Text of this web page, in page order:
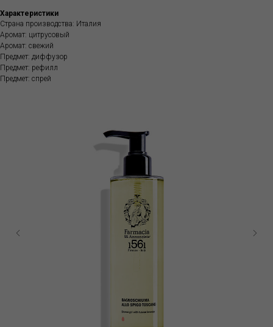
Характеристики
Страна производства: Италия
Аромат: цитрусовый
Аромат: свежий
Предмет: диффузор
Предмет: рефилл
Предмет: спрей